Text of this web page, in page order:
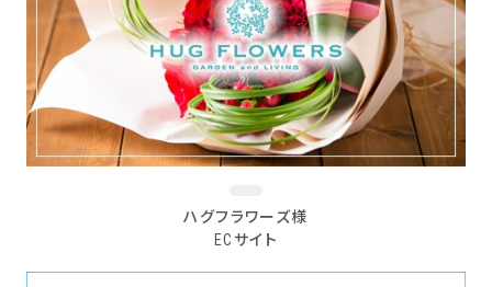
ハグフラワーズ様
ECサイト